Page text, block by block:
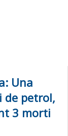
Una
de petrol,
3 morti